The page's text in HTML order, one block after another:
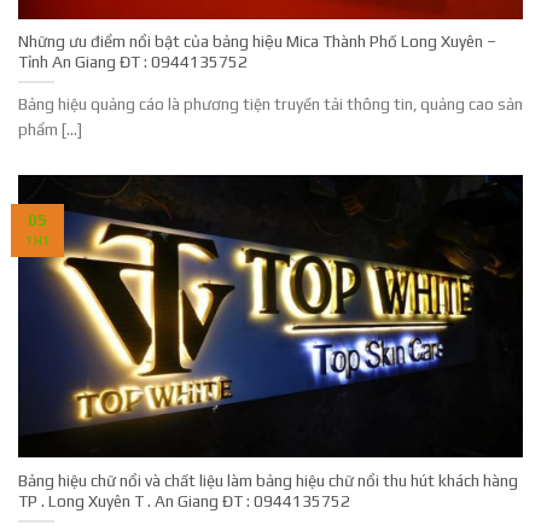
Những ưu điểm nổi bật của bảng hiệu Mica Thành Phố Long Xuyên –
Tỉnh An Giang ĐT : 0944135752
Bảng hiệu quảng cáo là phương tiện truyền tải thông tin, quảng cao sản
phẩm [...]
Bảng hiệu chữ nổi và chất liệu làm bảng hiệu chữ nổi thu hút khách hàng
TP . Long Xuyên T . An Giang ĐT : 0944135752
05
TH1